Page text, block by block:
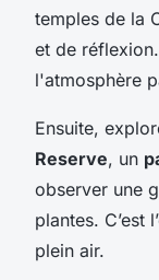
temples de la
et de
l'atmosphère
Ensuite,
Reserve, un
observer une
plantes. C’est
plein air.